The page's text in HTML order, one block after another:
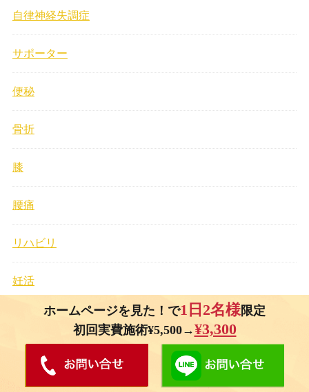
自律神経失調症
サポーター
便秘
骨折
膝
腰痛
リハビリ
妊活
自律神経
ホームページを見た！で1日2名様限定
初回実費施術¥5,500→¥3,300